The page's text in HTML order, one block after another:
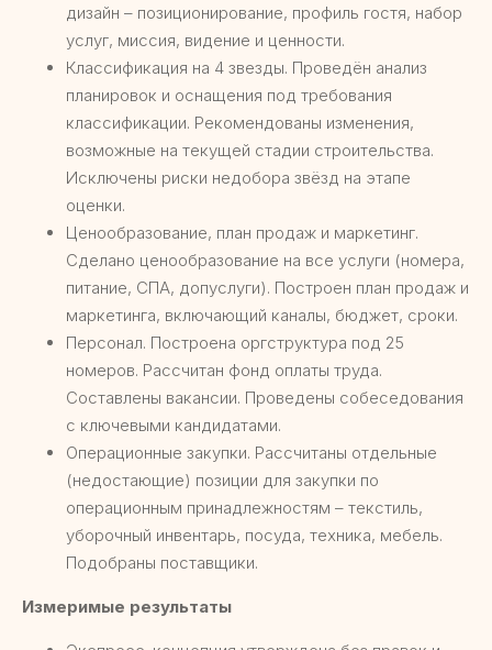
дизайн – позиционирование, профиль гостя, набор
услуг, миссия, видение и ценности.
Классификация на 4 звезды. Проведён анализ
планировок и оснащения под требования
классификации. Рекомендованы изменения,
возможные на текущей стадии строительства.
Исключены риски недобора звёзд на этапе
оценки.
Ценообразование, план продаж и маркетинг.
Сделано ценообразование на все услуги (номера,
питание, СПА, допуслуги). Построен план продаж и
маркетинга, включающий каналы, бюджет, сроки.
Персонал. Построена оргструктура под 25
номеров. Рассчитан фонд оплаты труда.
Составлены вакансии. Проведены собеседования
с ключевыми кандидатами.
Операционные закупки. Рассчитаны отдельные
(недостающие) позиции для закупки по
операционным принадлежностям – текстиль,
уборочный инвентарь, посуда, техника, мебель.
Подобраны поставщики.
Измеримые результаты